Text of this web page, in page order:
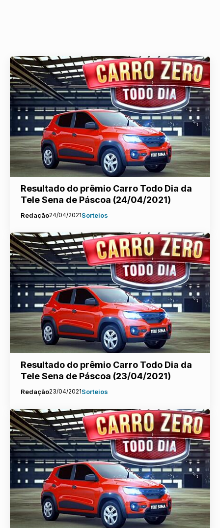
Resultado do prêmio Carro Todo Dia da
Tele Sena de Páscoa (24/04/2021)
Redação24/04/2021Sorteios
Resultado do prêmio Carro Todo Dia da
Tele Sena de Páscoa (23/04/2021)
Redação23/04/2021Sorteios